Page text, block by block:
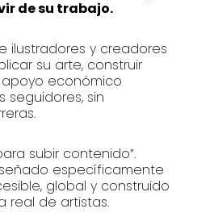
de su trabajo.
ilustradores y creadores
su arte, construir
económico
seguidores, sin
subir contenido”.
específicamente
global y construido
real de artistas.